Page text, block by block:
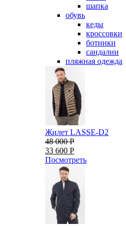
шапка
обувь
кеды
кроссовки
ботинки
сандалии
пляжная одежда
Жилет LASSE-D2
48 000 Р
33 600 Р
Посмотреть